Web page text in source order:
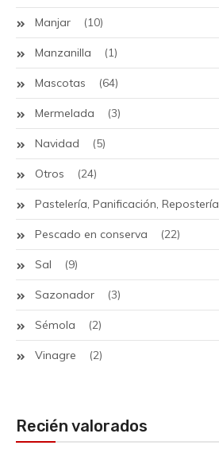
Manjar (10)
Manzanilla (1)
Mascotas (64)
Mermelada (3)
Navidad (5)
Otros (24)
Pastelería, Panificación, Repostería
Pescado en conserva (22)
Sal (9)
Sazonador (3)
Sémola (2)
Vinagre (2)
Recién valorados